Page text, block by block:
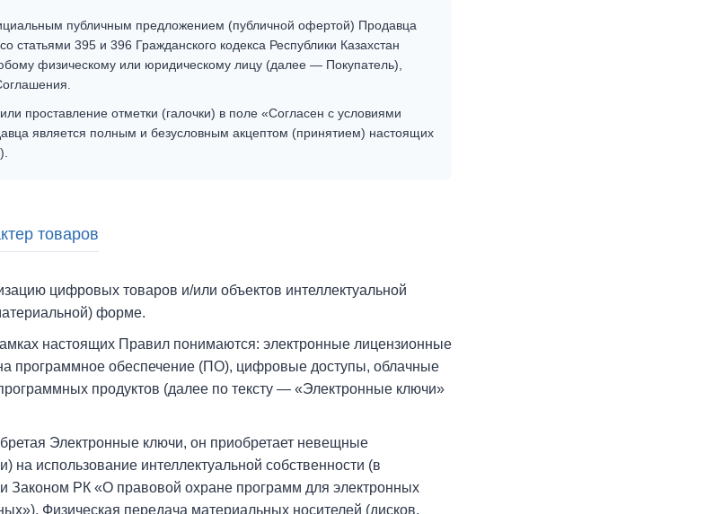
публичным предложением (публичной офертой) Продавца
статьями 395 и 396 Гражданского кодекса Республики Казахстан
физическому или юридическому лицу (далее — Покупатель),
проставление отметки (галочки) в поле «Согласен с условиями
является полным и безусловным акцептом (принятием) настоящих
товаров
цифровых товаров и/или объектов интеллектуальной
форме.
настоящих Правил понимаются: электронные лицензионные
программное обеспечение (ПО), цифровые доступы, облачные
продуктов (далее по тексту — «Электронные ключи»
Электронные ключи, он приобретает невещные
на использование интеллектуальной собственности (в
и Законом РК «О правовой охране программ для электронных
Физическая передача материальных носителей (дисков,